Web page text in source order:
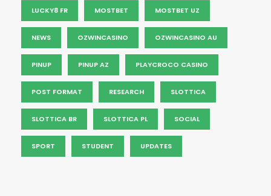
LUCKY8 FR MOSTBET MOSTBET UZ
NEWS OZWINCASINO OZWINCASINO AU
PINUP PINUP AZ PLAYCROCO CASINO
POST FORMAT RESEARCH SLOTTICA
SLOTTICA BR SLOTTICA PL SOCIAL
SPORT STUDENT UPDATES